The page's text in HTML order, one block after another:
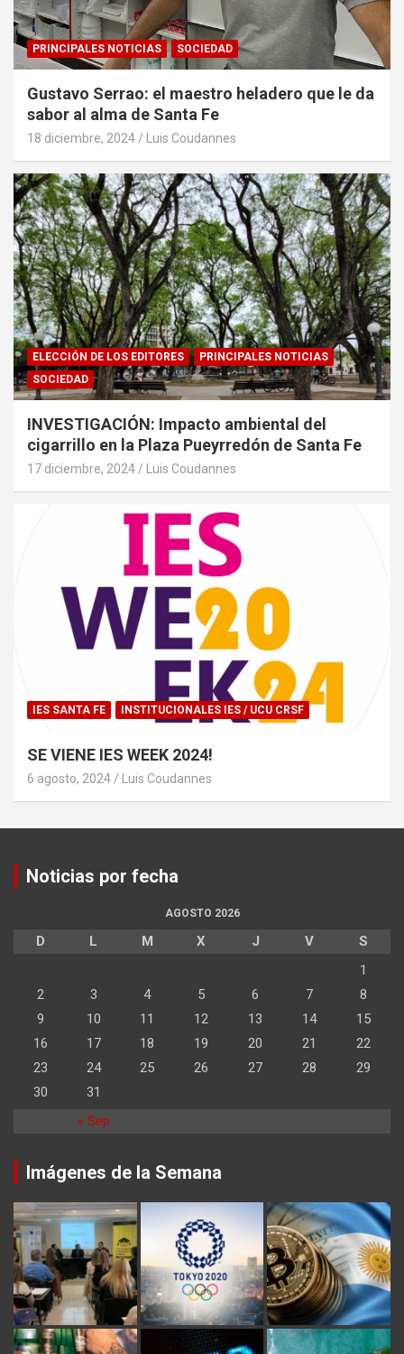
PRINCIPALES NOTICIAS SOCIEDAD
Gustavo Serrao: el maestro heladero que le da
sabor al alma de Santa Fe
18 diciembre, 2024 Luis Coudannes
ELECCIÓN DE LOS EDITORES
PRINCIPALES NOTICIAS
SOCIEDAD
INVESTIGACIÓN: Impacto ambiental del
cigarrillo en la Plaza Pueyrredón de Santa Fe
17 diciembre, 2024 Luis Coudannes
IES SANTA FE INSTITUCIONALES IES / UCU CRSF
SE VIENE IES WEEK 2024!
6 agosto, 2024 Luis Coudannes
Noticias por fecha
AGOSTO 2026
D L M X J V S
« Sep
1
2
3 4 5 6 7
8
9
10 11 12 13 14
15
16
17 18 19 20 21
22
23
24 25 26 27 28
29
30
31
Imágenes de la Semana